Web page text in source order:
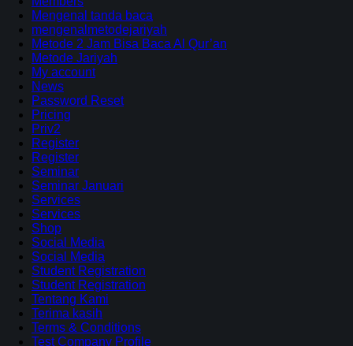
Mengenal tanda baca
mengenalmetodejariyah
Metode 2 Jam Bisa Baca Al Qur’an
Metode Jariyah
My account
News
Password Reset
Pricing
Priv2
Register
Register
Seminar
Seminar Januari
Services
Services
Shop
Social Media
Social Media
Student Registration
Student Registration
Tentang Kami
Terima kasih
Terms & Conditions
Test Company Profile